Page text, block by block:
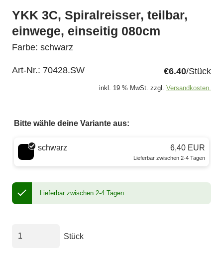
YKK 3C, Spiralreisser, teilbar,
einwege, einseitig 080cm
Farbe: schwarz
Art-Nr.: 70428.SW €6.40/Stück
inkl. 19 % MwSt. zzgl. Versandkosten.
Bitte wähle deine Variante aus:
Wähle eine Farbe
schwarz 6,40 EUR
Lieferbar zwischen 2-4 Tagen
Lieferbar zwischen 2-4 Tagen
Stück